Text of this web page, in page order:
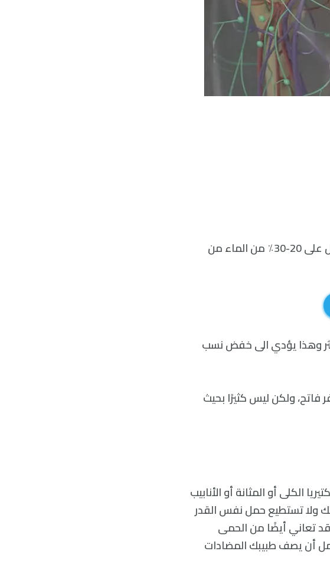
أنت لا تحصل على الماء بشكل مستقل فقط (H2O)، بل أيضًا تحصل على 20-30٪ من الماء من
وهذا يؤدي الى خفض نسب
فاتح، ولكن ليس كثيرًا بحيث
الكلى أو المثانة أو الأنابيب
ولا تستطيع حمل نفس القدر
تعاني أيضًا من الحمى
أن يصف طبيبك المضادات